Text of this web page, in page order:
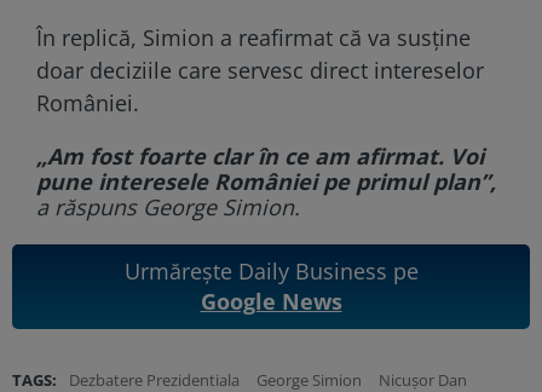
În replică, Simion a reafirmat că va susține
doar deciziile care servesc direct intereselor
României.
„Am fost foarte clar în ce am afirmat. Voi
pune interesele României pe primul plan”,
a răspuns George Simion.
Urmărește Daily Business pe
Google News
TAGS: Dezbatere Prezidentiala George Simion Nicușor Dan